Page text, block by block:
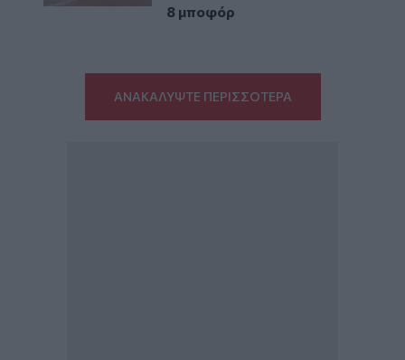
8 μποφόρ
ΑΝΑΚΑΛΥΨΤΕ ΠΕΡΙΣΣΟΤΕΡΑ